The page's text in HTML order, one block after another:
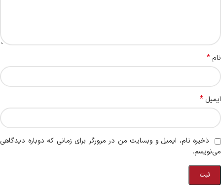
نام*
ایمیل *
ذخیره نام، ایمیل و وبسایت من در مرورگر برای زمانی که دوباره دیدگاهی
می‌نویسم.